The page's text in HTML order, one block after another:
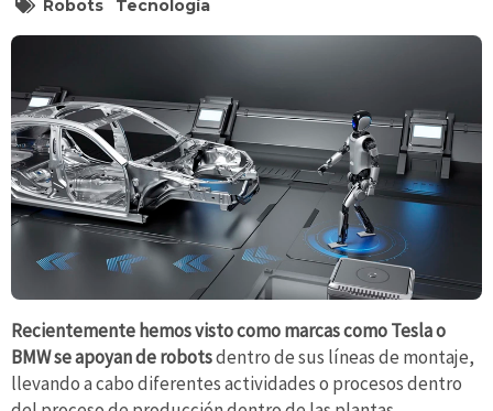
Robots Tecnología
Recientemente hemos visto como marcas como Tesla o
BMW se apoyan de robotsdentro de sus líneas de montaje,
llevando a cabo diferentes actividades o procesos dentro